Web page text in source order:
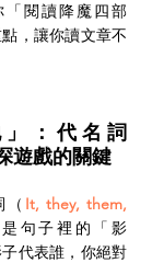
閱讀降魔四部
，讓你讀文章不
：代名詞
遊戲的關鍵
（ It, they, them,
句子裡的「影
代表誰，你絕對